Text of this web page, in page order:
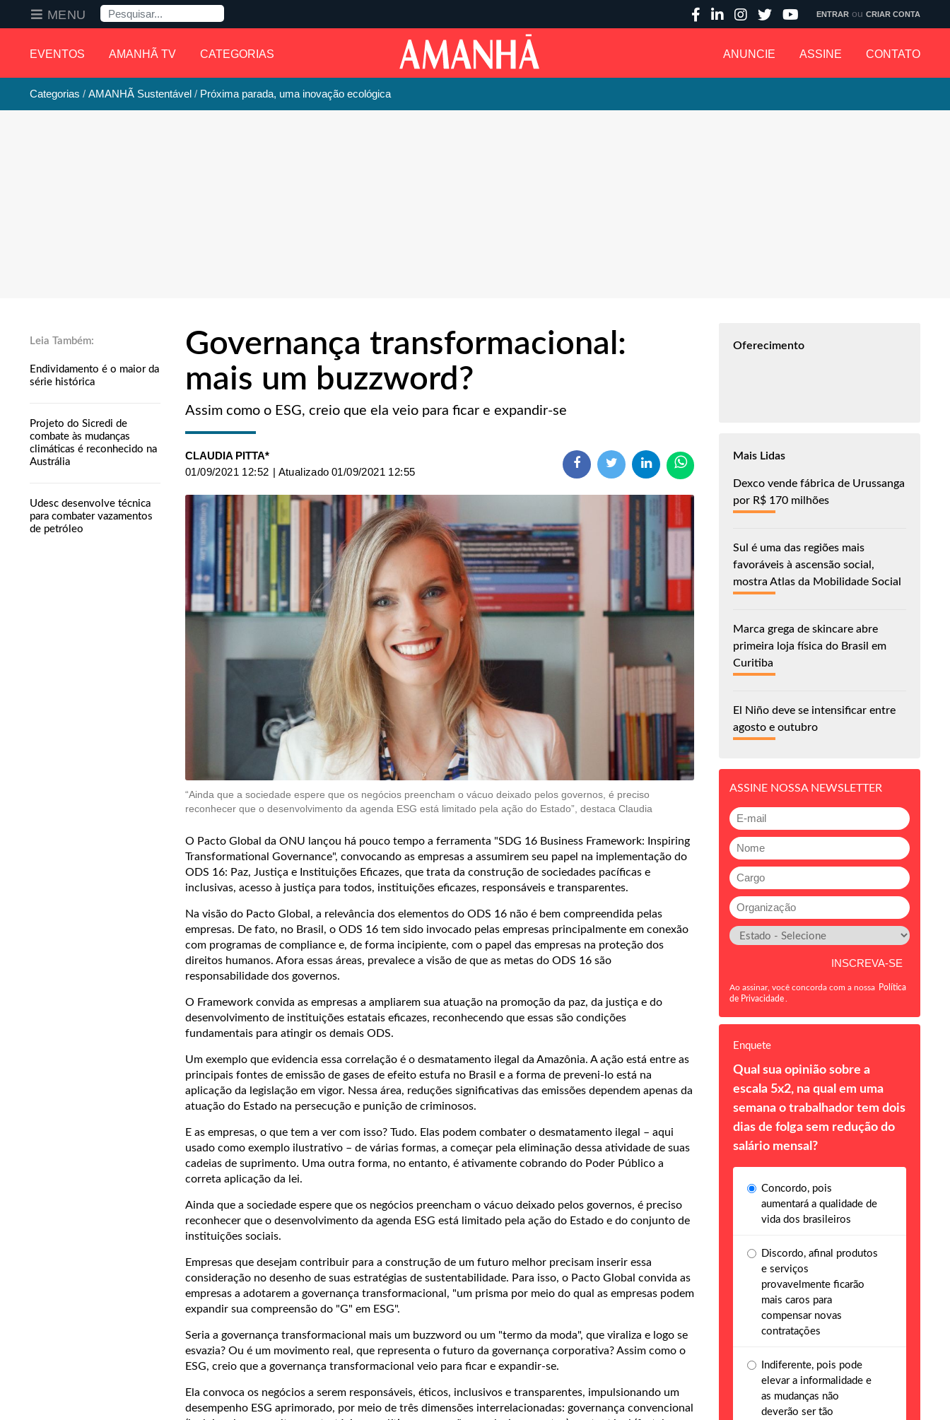
EVENTOS AMANHÃ TV CATEGORIAS ANUNCIE ASSINE CONTATO
MENU Pesquisa ENTRAR ou CRIAR CONTA
Categorias AMANHÃ Sustentável Próxima parada, uma inovação ecológica
Endividamento é o maior da
série histórica
Projeto do Sicredi de
combate às mudanças
climáticas é reconhecido na
Austrália
Udesc desenvolve técnica
para combater vazamentos
de petróleo
Governança transformacional:
mais um buzzword?
Assim como o ESG, creio que ela veio para ficar e expandir-se
CLAUDIA PITTA*
01/09/2021 12:52 | Atualizado 01/09/2021 12:55
“Ainda que a sociedade espere que os negócios preencham o vácuo deixado pelos governos, é preciso
reconhecer que o desenvolvimento da agenda ESG está limitado pela ação do Estado”, destaca Claudia
O Pacto Global da ONU lançou há pouco tempo a ferramenta "SDG 16 Business Framework: Inspiring
Transformational Governance", convocando as empresas a assumirem seu papel na implementação do
ODS 16: Paz, Justiça e Instituições Eficazes, que trata da construção de sociedades pacíficas e
inclusivas, acesso à justiça para todos, instituições eficazes, responsáveis e transparentes.
Na visão do Pacto Global, a relevância dos elementos do ODS 16 não é bem compreendida pelas
empresas. De fato, no Brasil, o ODS 16 tem sido invocado pelas empresas principalmente em conexão
com programas de compliance e, de forma incipiente, com o papel das empresas na proteção dos
direitos humanos. Afora essas áreas, prevalece a visão de que as metas do ODS 16 são
responsabilidade dos governos.
O Framework convida as empresas a ampliarem sua atuação na promoção da paz, da justiça e do
desenvolvimento de instituições estatais eficazes, reconhecendo que essas são condições
fundamentais para atingir os demais ODS.
Um exemplo que evidencia essa correlação é o desmatamento ilegal da Amazônia. A ação está entre as
principais fontes de emissão de gases de efeito estufa no Brasil e a forma de preveni-lo está na
aplicação da legislação em vigor. Nessa área, reduções significativas das emissões dependem apenas da
atuação do Estado na persecução e punição de criminosos.
E as empresas, o que tem a ver com isso? Tudo. Elas podem combater o desmatamento ilegal – aqui
usado como exemplo ilustrativo – de várias formas, a começar pela eliminação dessa atividade de suas
cadeias de suprimento. Uma outra forma, no entanto, é ativamente cobrando do Poder Público a
correta aplicação da lei.
Ainda que a sociedade espere que os negócios preencham o vácuo deixado pelos governos, é preciso
reconhecer que o desenvolvimento da agenda ESG está limitado pela ação do Estado e do conjunto de
instituições sociais.
Empresas que desejam contribuir para a construção de um futuro melhor precisam inserir essa
consideração no desenho de suas estratégias de sustentabilidade. Para isso, o Pacto Global convida as
empresas a adotarem a governança transformacional, "um prisma por meio do qual as empresas podem
expandir sua compreensão do "G" em ESG".
Seria a governança transformacional mais um buzzword ou um "termo da moda", que viraliza e logo se
esvazia? Ou é um movimento real, que representa o futuro da governança corporativa? Assim como o
ESG, creio que a governança transformacional veio para ficar e expandir-se.
Ela convoca os negócios a serem responsáveis, éticos, inclusivos e transparentes, impulsionando um
desempenho ESG aprimorado, por meio de três dimensões interrelacionadas: governança convencional
Oferecimento
Mais Lidas
Dexco vende fábrica de Urussanga
por R$ 170 milhões
Sul é uma das regiões mais
favoráveis à ascensão social,
mostra Atlas da Mobilidade Social
Marca grega de skincare abre
primeira loja física do Brasil em
Curitiba
El Niño deve se intensificar entre
agosto e outubro
ASSINE NOSSA NEWSLETTER
Ao assinar, você concorda com a nossa Política
de Privacidade
Enquete
Qual sua opinião sobre a
escala 5x2, na qual em uma
semana o trabalhador tem dois
dias de folga sem redução do
salário mensal?
Concordo, pois
aumentará a qualidade de
vida dos brasileiros
Discordo, afinal produtos
e serviços
provavelmente ficarão
mais caros para
compensar novas
contratações
Indiferente, pois pode
elevar a informalidade e
as mudanças não
deverão ser tão